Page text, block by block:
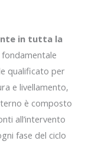
in tutta la
qualificato per
e livellamento,
è composto
all’intervento
fase del ciclo